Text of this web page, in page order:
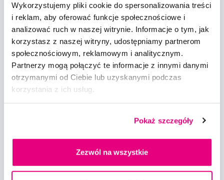
Wykorzystujemy pliki cookie do spersonalizowania treści
i reklam, aby oferować funkcje społecznościowe i
analizować ruch w naszej witrynie. Informacje o tym, jak
korzystasz z naszej witryny, udostępniamy partnerom
społecznościowym, reklamowym i analitycznym.
Partnerzy mogą połączyć te informacje z innymi danymi
otrzymanymi od Ciebie lub uzyskanymi podczas
korzystania z ich usług.
Pokaż szczegóły
Zezwól na wszystkie
Doradzimy
info@profimed.com
Zapytaj o poradę
Wszystko o zakupach
Warunki handlowe
Sposoby dostawy
Warto spróbować
Marki